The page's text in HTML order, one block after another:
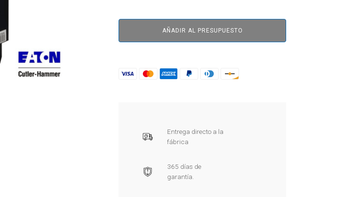
AÑADIR AL PRESUPUESTO
Entrega directo a la
fábrica
365 días de
garantía.